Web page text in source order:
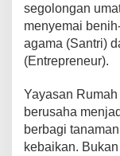
segolongan
menyemai
agama (Santri)
(Entrepreneur).
Yayasan
berusaha
berbagi
kebaikan.